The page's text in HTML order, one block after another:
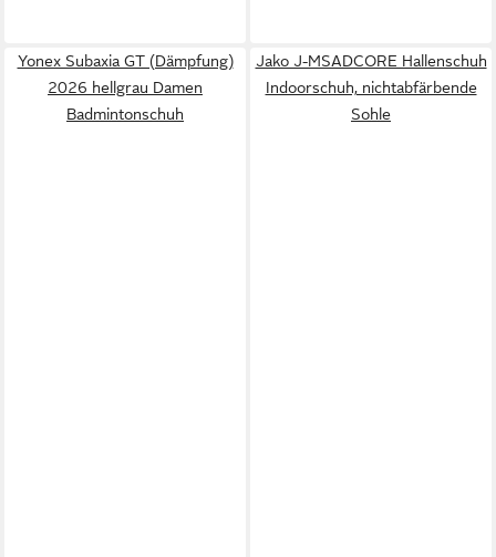
Yonex Subaxia GT (Dämpfung)
2026 hellgrau Damen
Badmintonschuh
Jako J-MSADCORE Hallenschuh
Indoorschuh, nichtabfärbende
Sohle